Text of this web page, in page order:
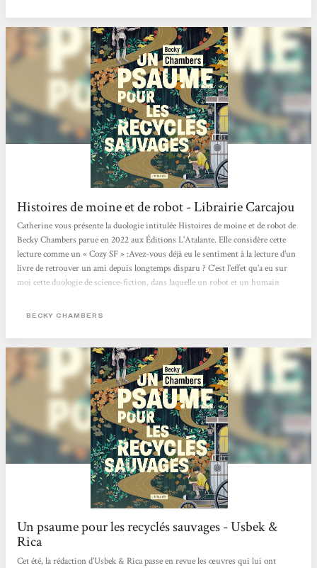
Histoires de moine et de robot - Librairie Carcajou
Catherine vous présente la duologie intitulée Histoires de moine et de robot de
Becky Chambers parue en 2022 aux Éditions L'Atalante. Elle considère cette
lecture comme un « Cozy SF » :Avez-vous déjà eu le sentiment à la lecture d’un
livre de retrouver un ami depuis longtemps disparu ? C’est l’effet qu’a eu sur
moi cette duologie de science-fiction, dans laquelle un robot et un humain
amitié poignante nait et s’approfondie, alors que se dévoile la beauté de l’univers
BECKY CHAMBERS
Un psaume pour les recyclés sauvages - Usbek &
Rica
Cet été, la rédaction d’Usbek & Rica passe en revue les œuvres qui lui ont